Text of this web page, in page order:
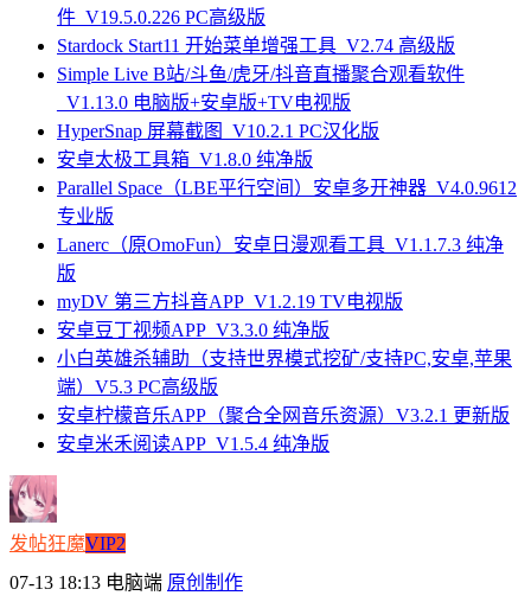
件_V19.5.0.226 PC高级版
Stardock Start11 开始菜单增强工具_V2.74 高级版
Simple Live B站/斗鱼/虎牙/抖音直播聚合观看软件
_V1.13.0 电脑版+安卓版+TV电视版
HyperSnap 屏幕截图_V10.2.1 PC汉化版
安卓太极工具箱_V1.8.0 纯净版
Parallel Space（LBE平行空间）安卓多开神器_V4.0.9612
专业版
Lanerc（原OmoFun）安卓日漫观看工具_V1.1.7.3 纯净
版
myDV 第三方抖音APP_V1.2.19 TV电视版
安卓豆丁视频APP_V3.3.0 纯净版
小白英雄杀辅助（支持世界模式挖矿/支持PC,安卓,苹果
端）V5.3 PC高级版
安卓柠檬音乐APP（聚合全网音乐资源）V3.2.1 更新版
安卓米禾阅读APP_V1.5.4 纯净版
发帖狂魔VIP2
07-13 18:13 电脑端 原创制作